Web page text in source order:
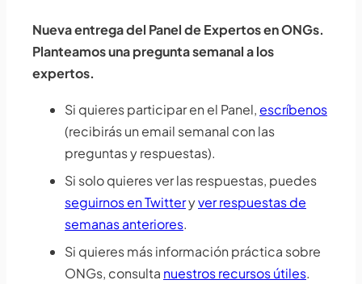
Nueva entrega del Panel de Expertos en ONGs.
Planteamos una pregunta semanal a los
expertos.
Si quieres participar en el Panel,escríbenos
(recibirás un email semanal con las
preguntas y respuestas).
Si solo quieres ver las respuestas, puedes
seguirnos en Twitteryver respuestas de
semanas anteriores.
Si quieres más información práctica sobre
ONGs, consulta nuestros recursos útiles.